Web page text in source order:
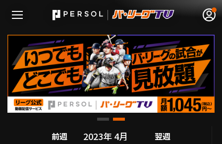
無料アカウント登録 ログイン
HOME
前週 翌週